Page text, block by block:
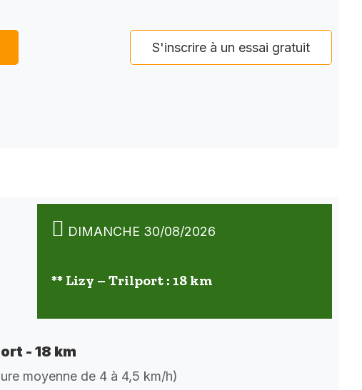
S'inscrire à un essai gratuit
DIMANCHE 30/08/2026
** Lizy – Trilport : 18 km
- 18 km
moyenne de 4 à 4,5 km/h)